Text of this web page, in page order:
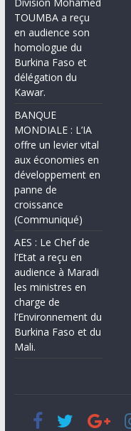
TOUMBA a reçu
en audience son
homologue du
Burkina Faso et
délégation du
Kawar.
BANQUE
MONDIALE : L’IA
offre un levier vital
aux économies en
développement en
panne de
croissance
(Communiqué)
AES : Le Chef de
l’Etat a reçu en
audience à Maradi
les ministres en
charge de
l’Environnement du
Burkina Faso et du
Mali.